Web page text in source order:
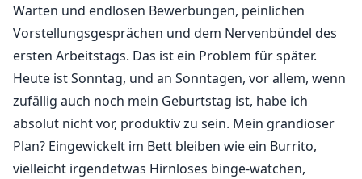
nicht dazugehören, sieht Blake mich an, als wäre ich
ein Rätsel, das es wert ist, gelöst zu werden.
Warten und endlosen Bewerbungen, peinlichen
Vorstellungsgesprächen und dem Nervenbündel des
ersten Arbeitstags. Das ist ein Problem für später.
Heute ist Sonntag, und an Sonntagen, vor allem, wenn
zufällig auch noch mein Geburtstag ist, habe ich
absolut nicht vor, produktiv zu sein. Mein grandioser
Plan? Eingewickelt im Bett bleiben wie ein Burrito,
vielleicht irgendetwas Hirnloses binge-watchen,